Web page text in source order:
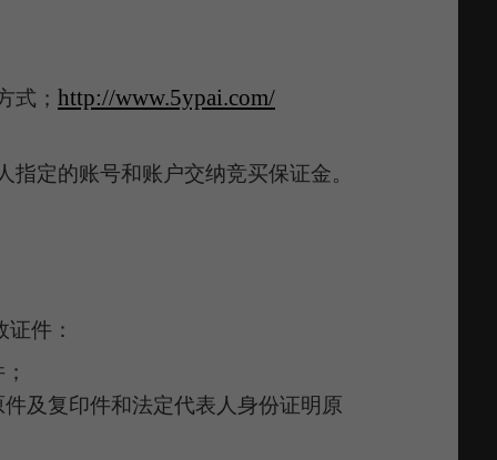
式； http://www.5ypai.com/
指定的账号和账户交纳竞买保证金。
件：
；
件及复印件和法定代表人身份证明原